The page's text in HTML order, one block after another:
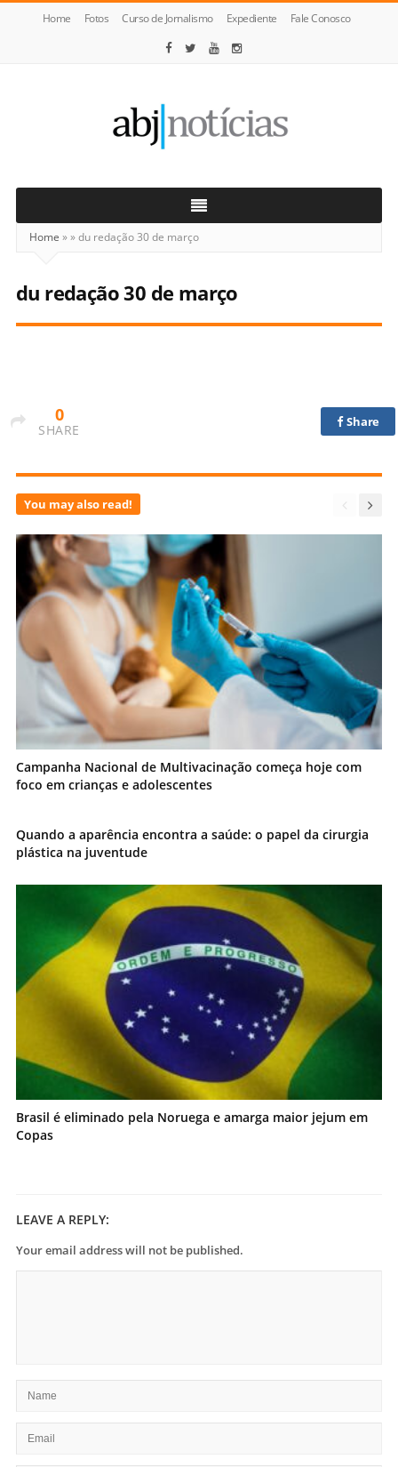
Home Fotos Curso de Jornalismo Expediente Fale Conosco
Notícias
Home »»du redação 30 de março
du redação 30 de março
0
SHARE
Share
You may also read!
Campanha Nacional de Multivacinação começa hoje com
foco em crianças e adolescentes
Quando a aparência encontra a saúde: o papel da cirurgia
plástica na juventude
Brasil é eliminado pela Noruega e amarga maior jejum em
Copas
LEAVE A REPLY:
Your email address will not be published.